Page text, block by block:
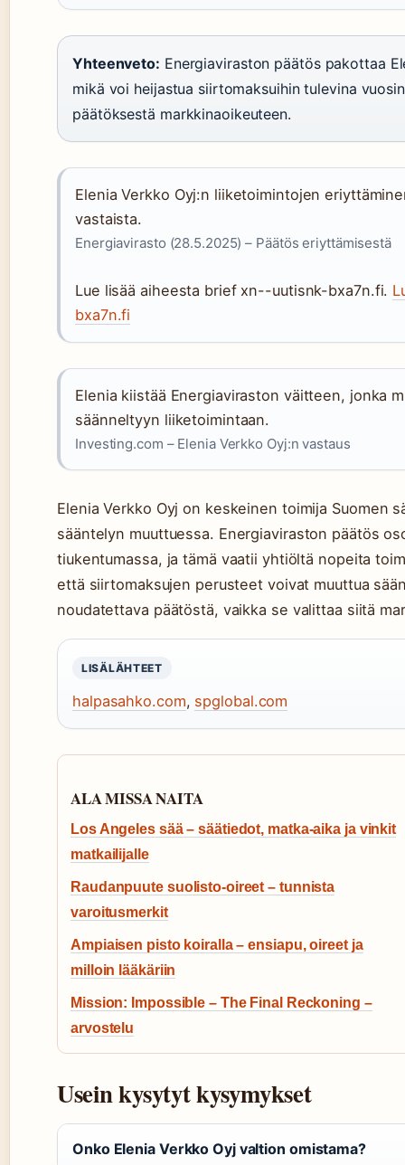
Yhteenveto: Energiaviraston päätös pakottaa
mikä voi heijastua siirtomaksuihin tulevina
päätöksestä markkinaoikeuteen.
Elenia Verkko Oyj:n liiketoimintojen
vastaista.
Energiavirasto (28.5.2025) – Päätös eriyttämisestä
Lue lisää aiheesta brief xn--uutisnk-bxa7n.fi.
bxa7n.fi
Elenia kiistää Energiaviraston väitteen, jonka
säänneltyyn liiketoimintaan.
Investing.com – Elenia Verkko Oyj:n vastaus
Elenia Verkko Oyj on keskeinen toimija Suomen
sääntelyn muuttuessa. Energiaviraston päätös
tiukentumassa, ja tämä vaatii yhtiöltä nopeita
että siirtomaksujen perusteet voivat muuttua
noudatettava päätöstä, vaikka se valittaa siitä
LISÄLÄHTEET
halpasahko.com, spglobal.com
ALA MISSA NAITA
Los Angeles sää – säätiedot, matka-aika ja vinkit
matkailijalle
Raudanpuute suolisto-oireet – tunnista
varoitusmerkit
Ampiaisen pisto koiralla – ensiapu, oireet ja
milloin lääkäriin
Mission: Impossible – The Final Reckoning –
arvostelu
Usein kysytyt kysymykset
Onko Elenia Verkko Oyj valtion omistama?